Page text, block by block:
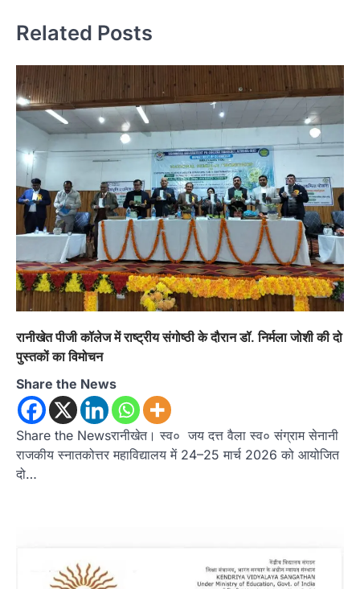
Related Posts
रानीखेत पीजी कॉलेज में राष्ट्रीय संगोष्ठी के दौरान डॉ. निर्मला जोशी की दो
पुस्तकों का विमोचन
Share the News
Share the Newsरानीखेत। स्व० जय दत्त वैला स्व० संग्राम सेनानी
राजकीय स्नातकोत्तर महाविद्यालय में 24–25 मार्च 2026 को आयोजित
दो…